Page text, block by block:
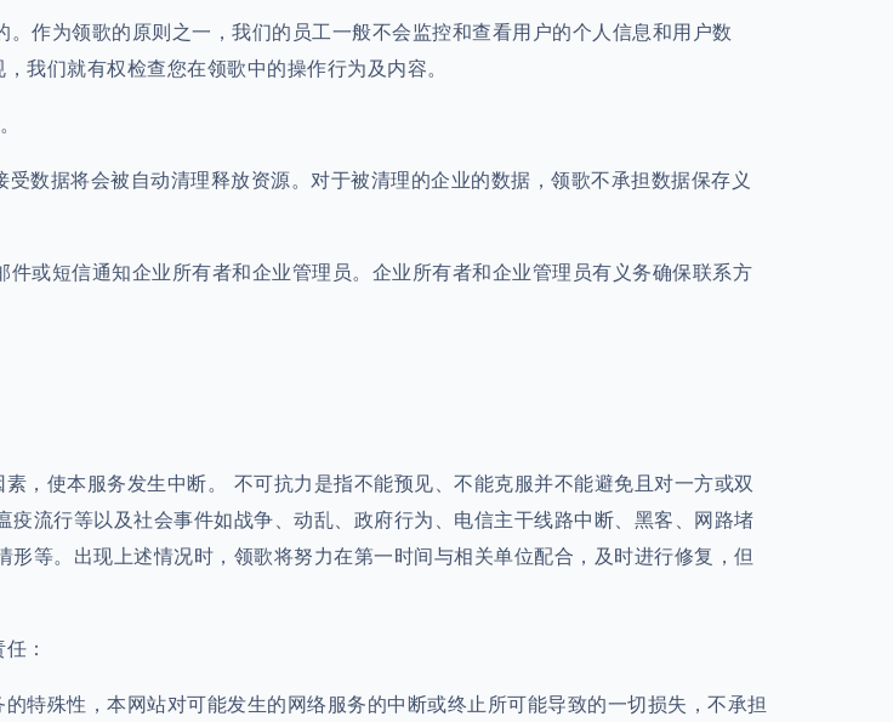
作为领歌的原则之一，我们的员工一般不会监控和查看用户的个人信息和用户数
我们就有权检查您在领歌中的操作行为及内容。
数据将会被自动清理释放资源。对于被清理的企业的数据，领歌不承担数据保存义
或短信通知企业所有者和企业管理员。企业所有者和企业管理员有义务确保联系方
，使本服务发生中断。 不可抗力是指不能预见、不能克服并不能避免且对一方或双
流行等以及社会事件如战争、动乱、政府行为、电信主干线路中断、黑客、网路堵
等。出现上述情况时，领歌将努力在第一时间与相关单位配合，及时进行修复，但
：
特殊性，本网站对可能发生的网络服务的中断或终止所可能导致的一切损失，不承担